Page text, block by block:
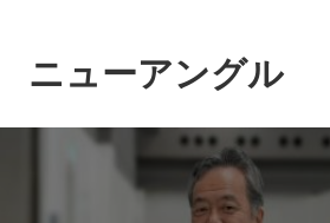
ニューアングル